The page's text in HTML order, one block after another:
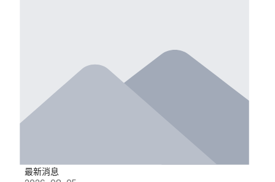
最新消息